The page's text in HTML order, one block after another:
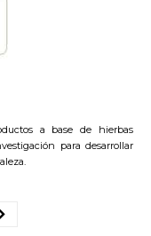
a base de hierbas
para desarrollar